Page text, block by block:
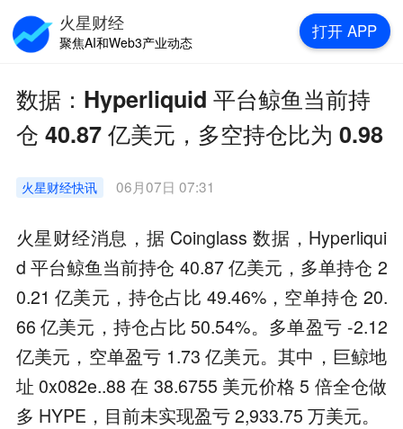
数据：Hyperliquid 平台鲸鱼当前持
仓 40.87 亿美元，多空持仓比为 0.98
火星财经快讯 06月07日 07:31
火星财经消息，据 Coinglass 数据，Hyperliqui
d 平台鲸鱼当前持仓 40.87 亿美元，多单持仓 2
0.21 亿美元，持仓占比 49.46%，空单持仓 20.
66 亿美元，持仓占比 50.54%。多单盈亏 -2.12
亿美元，空单盈亏 1.73 亿美元。其中，巨鲸地
址 0x082e..88 在 38.6755 美元价格 5 倍全仓做
多 HYPE，目前未实现盈亏 2,933.75 万美元。
火星财经
聚焦AI和Web3产业动态
打开 APP